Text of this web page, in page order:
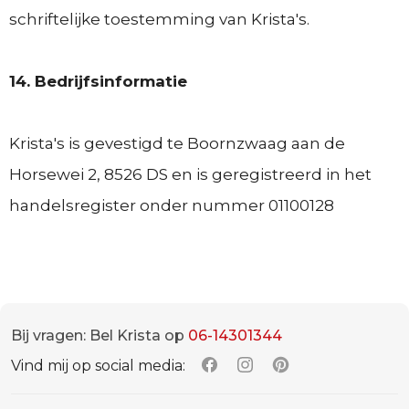
schriftelijke toestemming van Krista's.
14. Bedrijfsinformatie
Krista's is gevestigd te Boornzwaag aan de
Horsewei 2, 8526 DS en is geregistreerd in het
handelsregister onder nummer 01100128
Bij vragen: Bel Krista op 06-14301344
Vind mij op social media: